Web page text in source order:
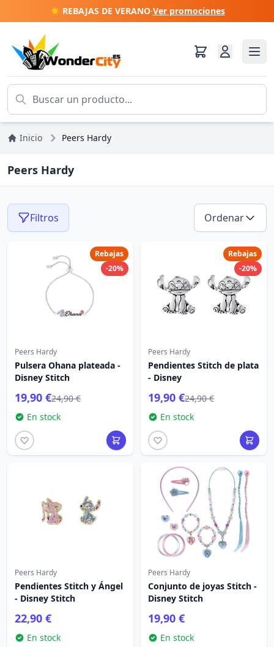
☀️ REBAJAS DE VERANO·Ver promociones
Inicio Peers Hardy
Peers Hardy
Filtros Ordenar
Rebajas
-20%
Peers Hardy
Pulsera Ohana plateada -
Disney Stitch
19,90 €24,90 €
En stock
Rebajas
-20%
Peers Hardy
Pendientes Stitch de plata
- Disney
19,90 €24,90 €
En stock
Peers Hardy
Pendientes Stitch y Ángel
- Disney Stitch
22,90 €
En stock
Peers Hardy
Conjunto de joyas Stitch -
Disney Stitch
19,90 €
En stock